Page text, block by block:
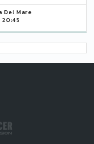
Del Mare